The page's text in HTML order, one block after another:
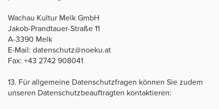
Wachau Kultur Melk GmbH
Jakob-Prandtauer-Straße 11
A-3390 Melk
E-Mail: datenschutz@noeku.at
Fax: +43 2742 908041
13. Für allgemeine Datenschutzfragen können Sie zudem
unseren Datenschutzbeauftragten kontaktieren: